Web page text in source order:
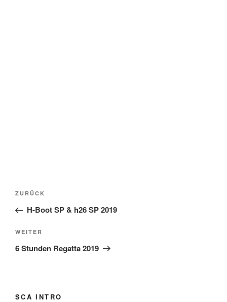
Beitragsnavigation
Vorheriger
Beitrag
ZURÜCK
H-Boot SP & h26 SP 2019
Nächster
Beitrag
WEITER
6 Stunden Regatta 2019
SCA INTRO